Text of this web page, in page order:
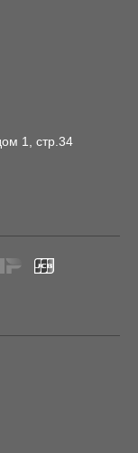
1, стр.34